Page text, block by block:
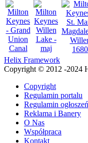
Helix Framework
Copyright © 2012 -2024
Copyright
Regulamin portalu
Regulamin ogłoszeń
Reklama i Banery
O Nas
Współpraca
Kontakt